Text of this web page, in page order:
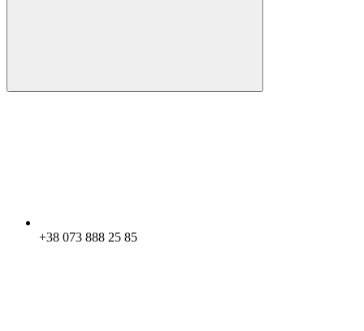
+38 073 888 25 85